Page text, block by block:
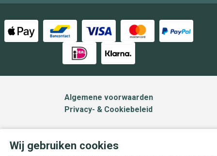
Algemene voorwaarden
Privacy- & Cookiebeleid
Wij gebruiken cookies